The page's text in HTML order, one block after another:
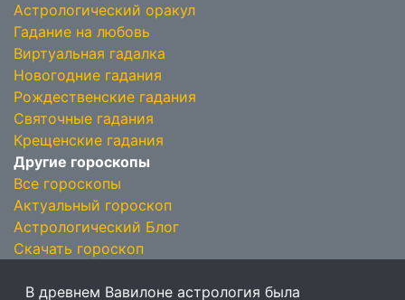
Астрологический оракул
Гадание на любовь
Виртуальная гадалка
Новогодние гадания
Рождественские гадания
Святочные гадания
Крещенские гадания
Другие гороскопы
Все гороскопы
Актуальный гороскоп
Астрологический Блог
Скачать гороскоп
В древнем Вавилоне астрология была